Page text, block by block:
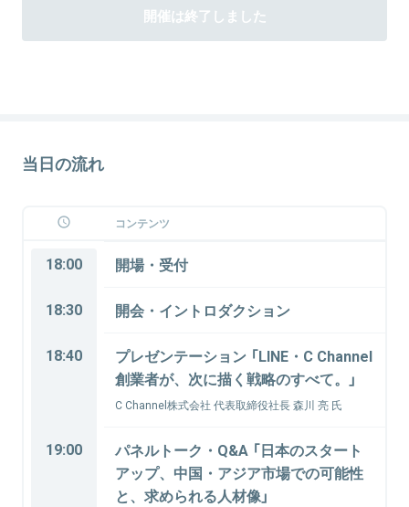
開催は終了しました
当日の流れ
コンテンツ
18:00 開場・受付
18:30 開会・イントロダクション
18:40
プレゼンテーション 「LINE・C Channel
創業者が、次に描く戦略のすべて。」
C Channel株式会社 代表取締役社長 森川 亮 氏
19:00
パネルトーク・Q&A 「日本のスタート
アップ、中国・アジア市場での可能性
と、求められる人材像」